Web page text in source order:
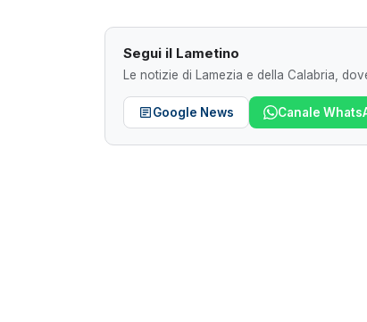
Segui il Lametino
Le notizie di Lamezia e della Calabria,
Google News Canale